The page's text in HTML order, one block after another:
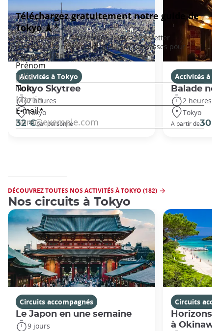
Activités à Tokyo
Tokyo Skytree
2 heures
Tokyo
32 €par personne
Activités à
Balade
2 heures
Tokyo
A partir de30
DÉCOUVREZ TOUTES NOS ACTIVITÉS À TOKYO (182)
Nos circuits à Tokyo
Circuits accompagnés
Le Japon en une semaine
9 jours
Circuits
Horizons
à Okinawa